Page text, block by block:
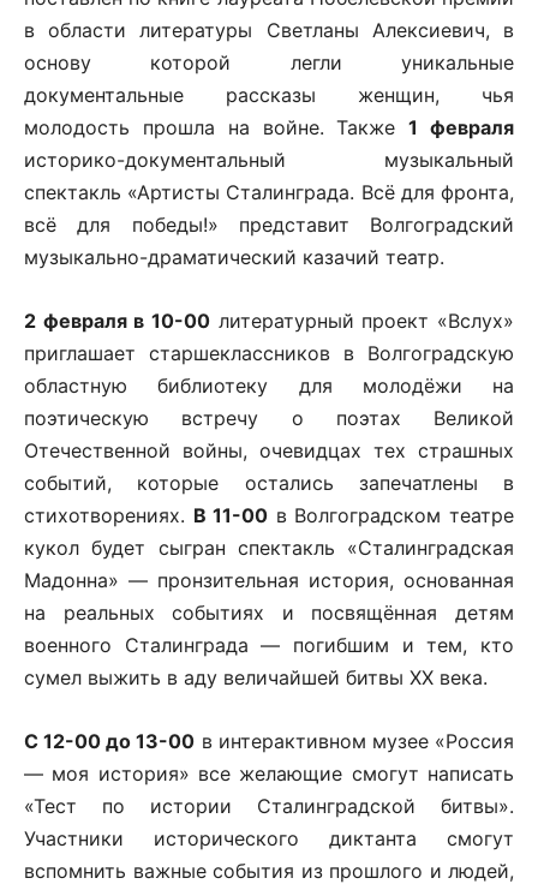
в области литературы Светланы Алексиевич, в
основу которой легли уникальные
документальные рассказы женщин, чья
молодость прошла на войне. Также1 февраля
историко-документальный музыкальный
спектакль «Артисты Сталинграда. Всё для фронта,
всё для победы!» представит Волгоградский
музыкально-драматический казачий театр.
2 февраля в 10-00 литературный проект «Вслух»
приглашает старшеклассников в Волгоградскую
областную библиотеку для молодёжи на
поэтическую встречу о поэтах Великой
Отечественной войны, очевидцах тех страшных
событий, которые остались запечатлены в
стихотворениях. В 11-00 в Волгоградском театре
кукол будет сыгран спектакль «Сталинградская
Мадонна» — пронзительная история, основанная
на реальных событиях и посвящённая детям
военного Сталинграда — погибшим и тем, кто
сумел выжить в аду величайшей битвы ХХ века.
С 12-00 до 13-00 в интерактивном музее «Россия
— моя история» все желающие смогут написать
«Тест по истории Сталинградской битвы».
Участники исторического диктанта смогут
вспомнить важные события из прошлого и людей,